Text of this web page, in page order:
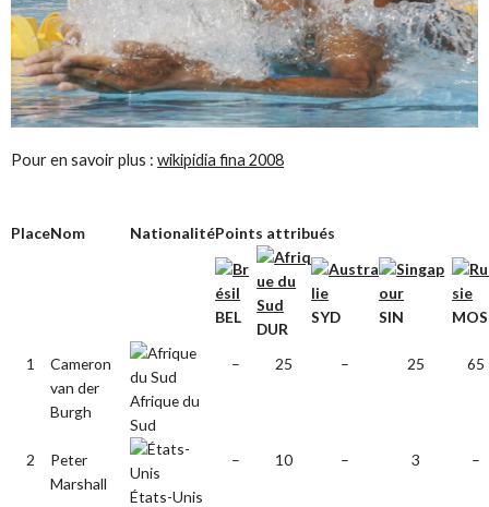
Pour en savoir plus :wikipidia fina 2008
PlaceNom NationalitéPoints attribués
BEL
DUR
SYD SIN MOS
1
Cameron
van der
Burgh
Afrique du
Sud
– 25 – 25 65
2
Peter
Marshall
États-Unis
– 10 – 3 –